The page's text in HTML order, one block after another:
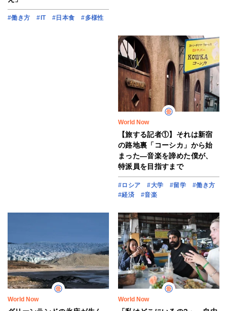
#働き方 #IT #日本食 #多様性
World Now
【旅する記者①】それは新宿
の路地裏「コーシカ」から始
まった―音楽を諦めた僕が、
特派員を目指すまで
#ロシア #大学 #留学
#働き方
#経済
#音楽
World Now World Now